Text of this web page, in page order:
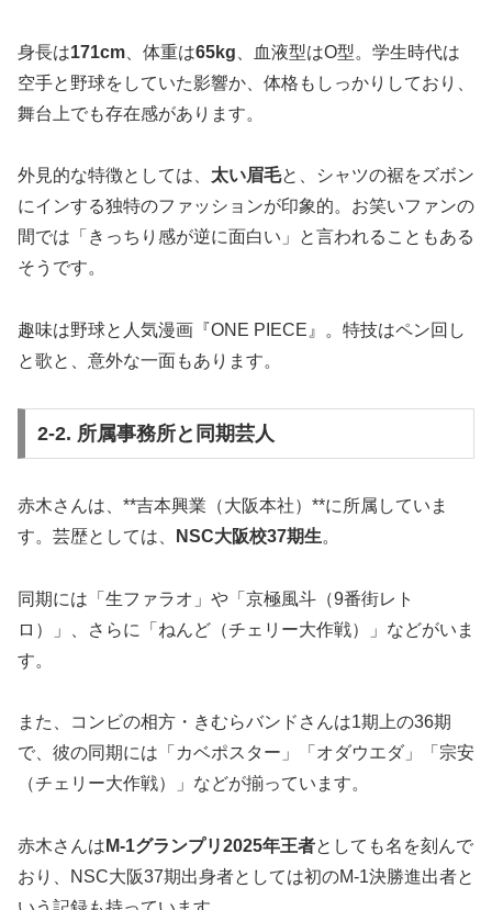
身長は171cm 、体重は65kg 、血液型はO型。学生時代は
空手と野球をしていた影響か、体格もしっかりしており、
舞台上でも存在感があります。
外見的な特徴としては、 太い眉毛と、シャツの裾をズボン
にインする独特のファッションが印象的。お笑いファンの
間では「きっちり感が逆に面白い」と言われることもある
そうです。
趣味は野球と人気漫画『ONE PIECE』。特技はペン回し
と歌と、意外な一面もあります。
2-2. 所属事務所と同期芸人
赤木さんは、**吉本興業（大阪本社）**に所属していま
す。芸歴としては、
NSC大阪校37期生。
同期には「生ファラオ」や「京極風斗（9番街レト
ロ）」、さらに「ねんど（チェリー大作戦）」などがいま
す。
また、コンビの相方・きむらバンドさんは1期上の36期
で、彼の同期には「カベポスター」「オダウエダ」「宗安
（チェリー大作戦）」などが揃っています。
赤木さんは M-1グランプリ2025年王者としても名を刻んで
おり、NSC大阪37期出身者としては初のM-1決勝進出者と